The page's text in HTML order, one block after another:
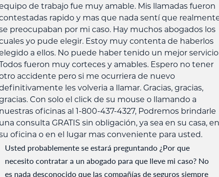
de trabajo fue muy amable. Mis llamadas fueron
rapido y mas que nada sentí que
preocupaban por mi caso. Hay muchos abogados los
yo pude elegir. Estoy muy contenta de haberlos
a ellos. No puede haber tenido un mejor
fueron muy corteces y amables. Espero no tener
accidente pero si me ocurriera de nuevo
les volveria a llamar. Gracias, gracias,
Con solo el click de su mouse o llamando a
oficinas al 1-800-437-4327, Podremos brindarle
consulta GRATIS sin obligación, ya sea en su casa, en
oficina o en el lugar mas conveniente para usted.
Usted probablemente se estará preguntando ¿Por que
necesito contratar a un abogado para que lleve mi caso? No
es nada desconocido que las compañías de seguros siempre